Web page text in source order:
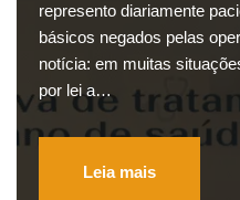
represento diariamente
básicos negados pelas
notícia: em muitas
por lei a…
Leia mais